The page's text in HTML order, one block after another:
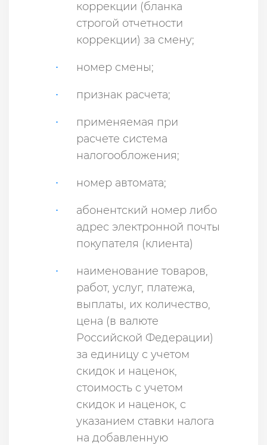
коррекции (бланка
строгой отчетности
коррекции) за смену;
номер смены;
признак расчета;
применяемая при
расчете система
налогообложения;
номер автомата;
абонентский номер либо
адрес электронной почты
покупателя (клиента)
наименование товаров,
работ, услуг, платежа,
выплаты, их количество,
цена (в валюте
Российской Федерации)
за единицу с учетом
скидок и наценок,
стоимость с учетом
скидок и наценок, с
указанием ставки налога
на добавленную